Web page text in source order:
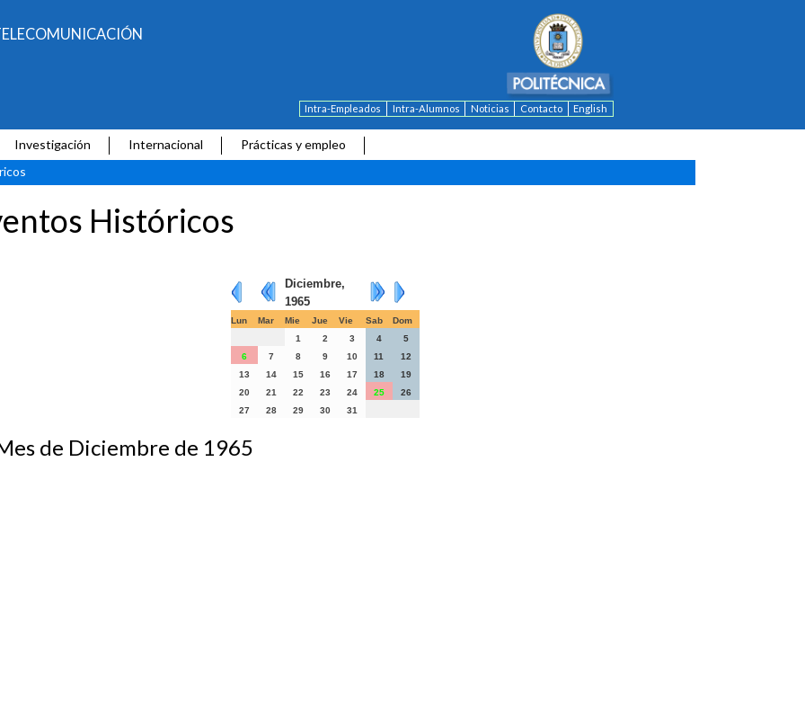
Intra-Empleados Intra-Alumnos Noticias Contacto English
Investigación Internacional
Prácticas y empleo
Históricos
Diciembre,
1965
Lun Mar Mie Jue Vie Sab
Dom
1
2 3 4
5
6
7 8 9 10 11
12
13
14 15 16 17 18
19
20
21 22 23 24 25
26
27
28 29 30 31
de Diciembre de 1965